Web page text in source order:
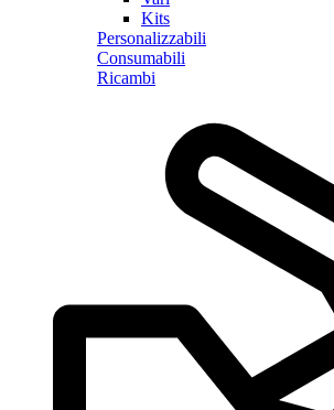
Kits
Personalizzabili
Consumabili
Ricambi